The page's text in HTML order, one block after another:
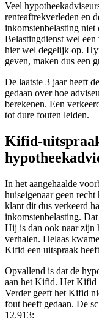
Veel
renteaftrekverleden en
inkomstenbelasting
Belastingdienst wel
hier wel degelijk op.
geven, maken dus een
De laatste 3 jaar heeft
gedaan over hoe
berekenen. Een
tot dure fouten leiden.
Kifid-
In het aangehaalde
huiseigenaar geen
klant dit dus verkeerd
inkomstenbelasting.
Hij is dan ook naar zijn
verhalen. Helaas
Kifid een uitspraak
Opvallend is dat de
aan het Kifid. Het Kifid
Verder geeft het Kifid
fout heeft gedaan. De
12.913: